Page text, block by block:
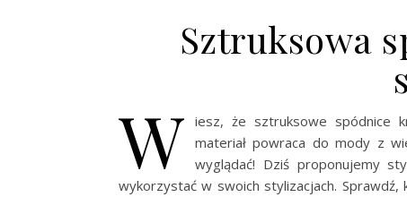
Sztruksowa
W iesz, że sztruksowe spódnice
materiał powraca do mody z
wyglądać! Dziś proponujemy
wykorzystać w swoich stylizacjach. Sprawdź,